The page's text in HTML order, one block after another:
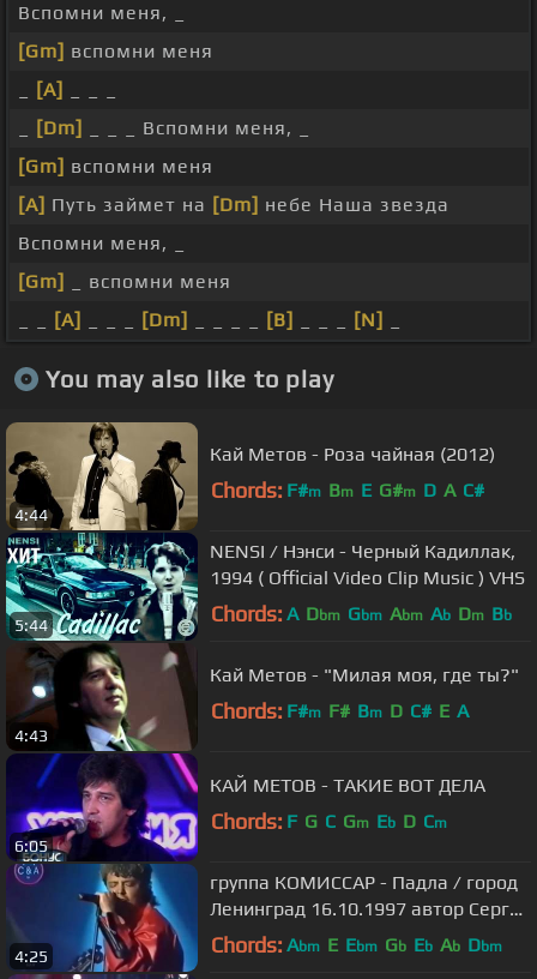
Вспомни меня, _
[Gm] вспомни меня
[A]
[Dm]
_ _ _ Вспомни меня, _
[Gm] вспомни меня
[A] Путь займет на [Dm] небе Наша звезда
Вспомни меня, _
[Gm]
_ вспомни меня
[A] [Dm] [B] [N]
You may also like to play
4:44
Кай Метов - Роза чайная (2012)
Chords: F#m Bm E G#m D A C#
5:44
NENSI / Нэнси - Черный Кадиллак,
1994 ( Official Video Clip Music ) VHS
Chords: A Dbm Gbm Abm Ab Dm Bb
4:43
Кай Метов - "Милая моя, где ты?"
Chords: F#m F# Bm D C# E A
6:05
КАЙ МЕТОВ - ТАКИЕ ВОТ ДЕЛА
Chords: F G C Gm Eb D Cm
4:25
группа КОМИССАР - Падла / город
Ленинград 16.10.1997 автор Сергей
Кузнецов Ретро ФМ
Chords: Abm E Ebm Gb Eb Ab Dbm